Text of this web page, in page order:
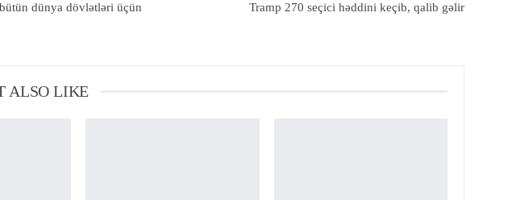
dünya dövlətləri üçün
Tramp 270 seçici həddini keçib, qalib gəlir
ALSO LIKE